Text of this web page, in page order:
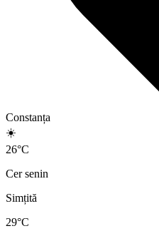
Constanța
☀️
26°C
Cer senin
Simțită
29°C